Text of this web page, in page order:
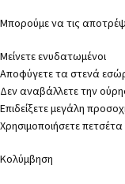
Μπορούμε να τις
Μείνετε ενυδατωμένοι
Αποφύγετε τα στενά
Δεν αναβάλλετε την
Επιδείξετε μεγάλη
Χρησιμοποιήσετε
Κολύμβηση